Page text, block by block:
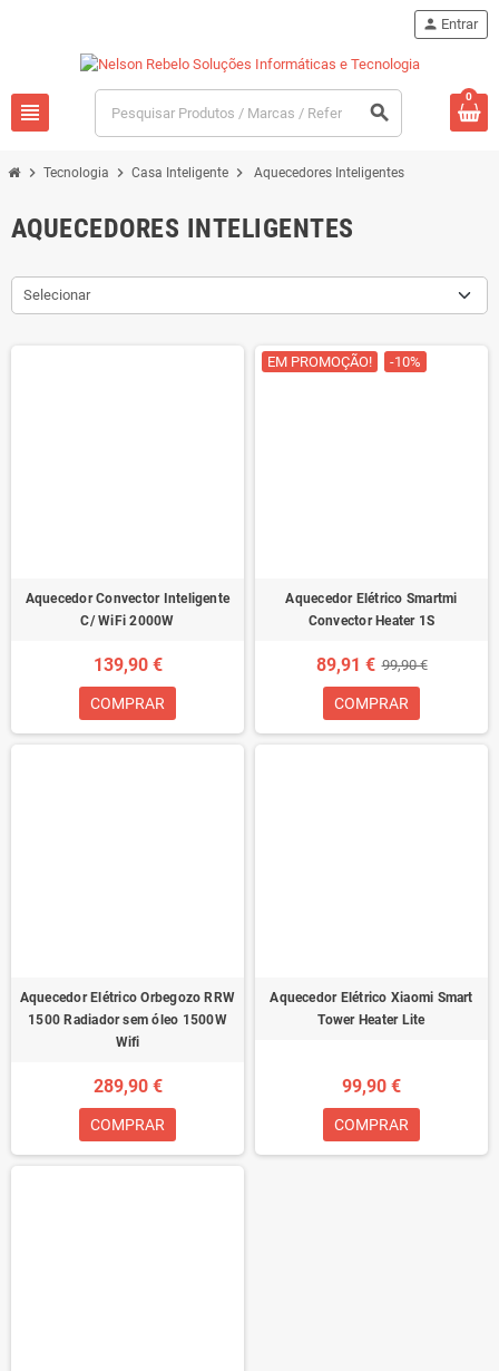
view_headline search
person Entrar
0
chevron_right Tecnologia chevron_right Casa Inteligente chevron_right Aquecedores Inteligentes
AQUECEDORES INTELIGENTES
Selecionar
Aquecedor Convector Inteligente
C/ WiFi 2000W
139,90 €
COMPRAR
EM PROMOÇÃO! -10%
Aquecedor Elétrico Smartmi
Convector Heater 1S
89,91 € 99,90 €
COMPRAR
Aquecedor Elétrico Orbegozo RRW
1500 Radiador sem óleo 1500W
Wifi
289,90 €
COMPRAR
Aquecedor Elétrico Xiaomi Smart
Tower Heater Lite
99,90 €
COMPRAR